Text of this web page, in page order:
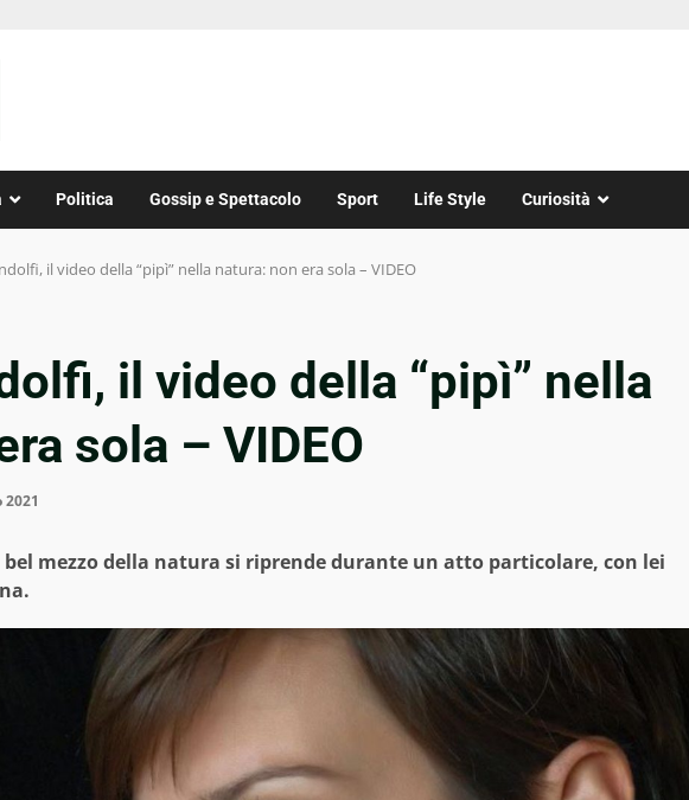
Politica Gossip e Spettacolo Sport Life Style Curiosità
il video della “pipì” nella natura: non era sola – VIDEO
il video della “pipì” nella
sola – VIDEO
2021
bel mezzo della natura si riprende durante un atto particolare, con lei